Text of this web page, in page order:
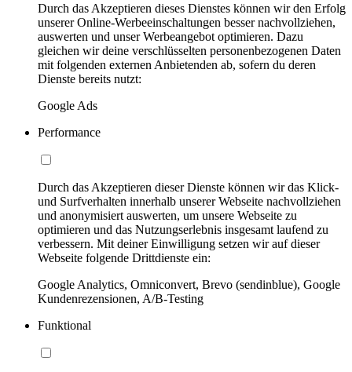
Durch das Akzeptieren dieses Dienstes können wir den Erfolg
unserer Online-Werbeeinschaltungen besser nachvollziehen,
auswerten und unser Werbeangebot optimieren. Dazu
gleichen wir deine verschlüsselten personenbezogenen Daten
mit folgenden externen Anbietenden ab, sofern du deren
Dienste bereits nutzt:
Google Ads
Performance
Durch das Akzeptieren dieser Dienste können wir das Klick-
und Surfverhalten innerhalb unserer Webseite nachvollziehen
und anonymisiert auswerten, um unsere Webseite zu
optimieren und das Nutzungserlebnis insgesamt laufend zu
verbessern. Mit deiner Einwilligung setzen wir auf dieser
Webseite folgende Drittdienste ein:
Google Analytics, Omniconvert, Brevo (sendinblue), Google
Kundenrezensionen, A/B-Testing
Funktional